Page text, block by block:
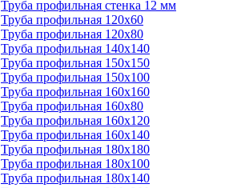
Труба профильная стенка 12 мм
Труба профильная 120х60
Труба профильная 120х80
Труба профильная 140х140
Труба профильная 150х150
Труба профильная 150х100
Труба профильная 160х160
Труба профильная 160х80
Труба профильная 160х120
Труба профильная 160х140
Труба профильная 180х180
Труба профильная 180х100
Труба профильная 180х140